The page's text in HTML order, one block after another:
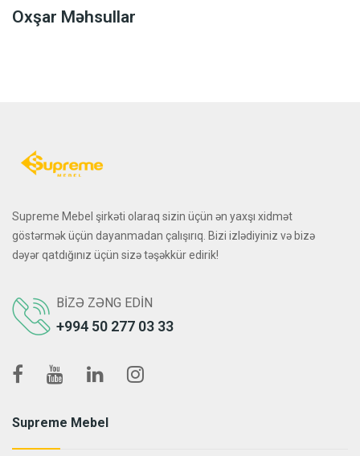
Oxşar Məhsullar
Supreme Mebel şirkəti olaraq sizin üçün ən yaxşı xidmət
göstərmək üçün dayanmadan çalışırıq. Bizi izlədiyiniz və bizə
dəyər qatdığınız üçün sizə təşəkkür edirik!
BIZƏ ZƏNG EDIN
+994 50 277 03 33
Supreme Mebel